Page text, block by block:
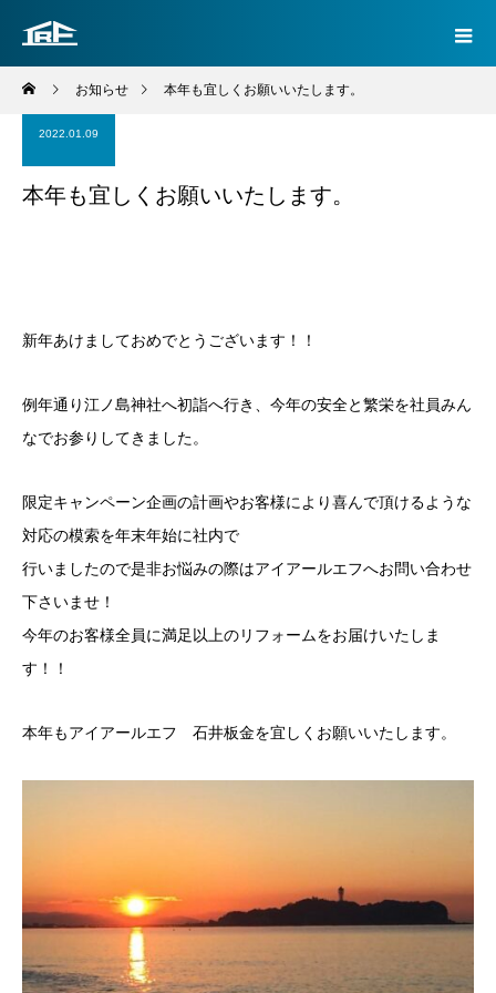
お知らせ 本年も宜しくお願いいたします。
2022.01.09
本年も宜しくお願いいたします。
新年あけましておめでとうございます！！
例年通り江ノ島神社へ初詣へ行き、今年の安全と繁栄を社員みん
なでお参りしてきました。
限定キャンペーン企画の計画やお客様により喜んで頂けるような
対応の模索を年末年始に社内で
行いましたので是非お悩みの際はアイアールエフへお問い合わせ
下さいませ！
今年のお客様全員に満足以上のリフォームをお届けいたしま
す！！
本年もアイアールエフ 石井板金を宜しくお願いいたします。